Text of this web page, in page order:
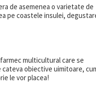
de asemenea o varietate de
pe coastele insulei,
multicultural care se
obiective uimitoare,
le vor placea!